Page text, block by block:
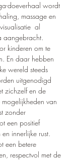
doeverhaal wordt
massage en
al
aangebracht.
kinderen om te
En daar hebben
wereld steeds
uitgenodigd
zichzelf en de
van
zonder
een positief
innerlijke rust.
een betere
respectvol met de